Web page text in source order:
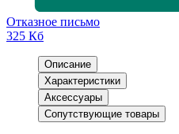
Отказное письмо
325 Кб
Описание
Характеристики
Аксессуары
Сопутствующие товары